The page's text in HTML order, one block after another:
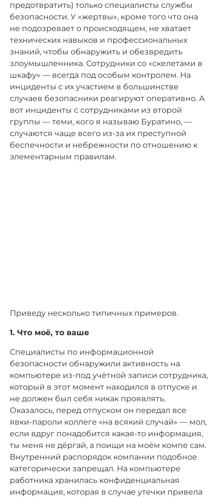
предотвратить) только специалисты службы
безопасности. У «жертвы», кроме того что она
не подозревает о происходящем, не хватает
технических навыков и профессиональных
знаний, чтобы обнаружить и обезвредить
злоумышленника. Сотрудники со «скелетами в
шкафу» — всегда под особым контролем. На
инциденты с их участием в большинстве
случаев безопасники реагируют оперативно. А
вот инциденты с сотрудниками из второй
группы — теми, кого я называю Буратино, —
случаются чаще всего из-за их преступной
беспечности и небрежности по отношению к
элементарным правилам.
Приведу несколько типичных примеров.
1. Что моё, то ваше
Специалисты по информационной
безопасности обнаружили активность на
компьютере из-под учётной записи сотрудника,
который в этот момент находился в отпуске и
не должен был себя никак проявлять.
Оказалось, перед отпуском он передал все
явки-пароли коллеге «на всякий случай» — мол,
если вдруг понадобится какая-то информация,
ты меня не дёргай, а поищи на моём компе сам.
Внутренний распорядок компании подобное
категорически запрещал. На компьютере
работника хранилась конфиденциальная
информация, которая в случае утечки привела